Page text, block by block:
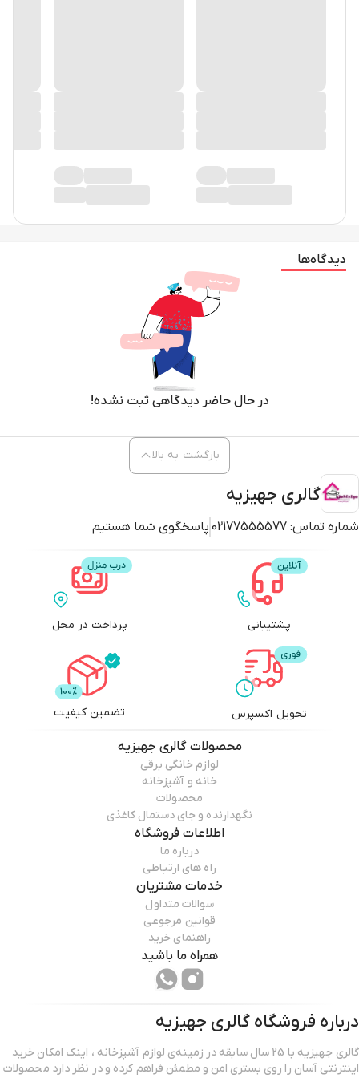
در حال حاضر دیدگاهی ثبت نشده!
گالری جهیزیه
شماره تماس: 02177555577 پاسخگوی شما هستیم
بازگشت به بالا
پشتیبانی پرداخت در محل
تحویل اکسپرس تضمین کیفیت
محصولاتگالری جهیزیه
لوازم خانگی برقی
خانه و آشپزخانه
محصولات
نگهدارنده و جای دستمال کاغذی
اطلاعات فروشگاه
درباره ما
راه های ارتباطی
خدمات مشتریان
سوالات متداول
قوانین مرجوعی
راهنمای خرید
همراه ما باشید
درباره فروشگاه گالری جهیزیه
گالری جهیزیه با 25 سال سابقه در زمینه‌ی لوازم آشپزخانه ، اینک امکان خرید
اینترنتی آسان را روی بستری امن و مطمئن فراهم کرده و در نظر دارد محصولات